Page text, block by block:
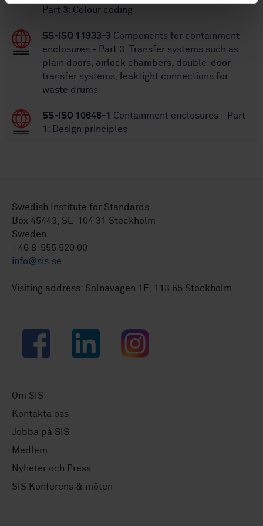
Part 3: Colour coding
SS-ISO 11933-3 Components for containment
enclosures - Part 3: Transfer systems such as
plain doors, airlock chambers, double-door
transfer systems, leaktight connections for
waste drums
SS-ISO 10648-1
Containment enclosures - Part
1: Design principles
Swedish Institute for Standards
Box 45443, SE-104 31 Stockholm
Sweden
+46 8-555 520 00
info@sis.se
Visiting address: Solnavägen 1E, 113 65 Stockholm.
Facebook LinkedIn Instagram
Om SIS
Kontakta oss
Jobba på SIS
Medlem
Nyheter och Press
SIS Konferens & möten